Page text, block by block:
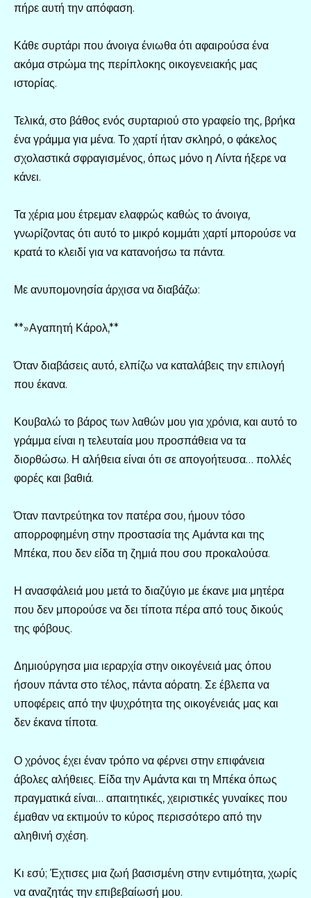
πήρε αυτή την απόφαση.
Κάθε συρτάρι που άνοιγα ένιωθα ότι αφαιρούσα ένα
ακόμα στρώμα της περίπλοκης οικογενειακής μας
ιστορίας.
Τελικά, στο βάθος ενός συρταριού στο γραφείο της, βρήκα
ένα γράμμα για μένα. Το χαρτί ήταν σκληρό, ο φάκελος
σχολαστικά σφραγισμένος, όπως μόνο η Λίντα ήξερε να
κάνει.
Τα χέρια μου έτρεμαν ελαφρώς καθώς το άνοιγα,
γνωρίζοντας ότι αυτό το μικρό κομμάτι χαρτί μπορούσε να
κρατά το κλειδί για να κατανοήσω τα πάντα.
Με ανυπομονησία άρχισα να διαβάζω:
**»Αγαπητή Κάρολ,**
Όταν διαβάσεις αυτό, ελπίζω να καταλάβεις την επιλογή
που έκανα.
Κουβαλώ το βάρος των λαθών μου για χρόνια, και αυτό το
γράμμα είναι η τελευταία μου προσπάθεια να τα
διορθώσω. Η αλήθεια είναι ότι σε απογοήτευσα… πολλές
φορές και βαθιά.
Όταν παντρεύτηκα τον πατέρα σου, ήμουν τόσο
απορροφημένη στην προστασία της Αμάντα και της
Μπέκα, που δεν είδα τη ζημιά που σου προκαλούσα.
Η ανασφάλειά μου μετά το διαζύγιο με έκανε μια μητέρα
που δεν μπορούσε να δει τίποτα πέρα από τους δικούς
της φόβους.
Δημιούργησα μια ιεραρχία στην οικογένειά μας όπου
ήσουν πάντα στο τέλος, πάντα αόρατη. Σε έβλεπα να
υποφέρεις από την ψυχρότητα της οικογένειάς μας και
δεν έκανα τίποτα.
Ο χρόνος έχει έναν τρόπο να φέρνει στην επιφάνεια
άβολες αλήθειες. Είδα την Αμάντα και τη Μπέκα όπως
πραγματικά είναι… απαιτητικές, χειριστικές γυναίκες που
έμαθαν να εκτιμούν το κύρος περισσότερο από την
αληθινή σχέση.
Κι εσύ; Έχτισες μια ζωή βασισμένη στην εντιμότητα, χωρίς
να αναζητάς την επιβεβαίωσή μου.